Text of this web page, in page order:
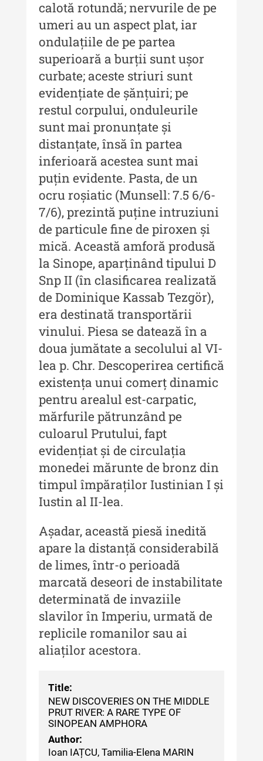
Buletinul Muzeului Științei și
Tehnicii ”Ștefan Procopiu” - An
XII / Nr. 13 / 2019
Indexul Complet
Buletinul Centrului de Cercetare și
Conservare-Restaurare a
Patrimoniului
Buletinul Centrului de Cercetare
și Conservare-Restaurare a
Patrimoniului - 2021
Buletinul Centrului de Cercetare
și Conservare-Restaurare a
Patrimoniului - 2020
Buletinul Centrului de Cercetare
și Conservare-Restaurare a
Patrimoniului - 2019
Indexul Complet
MediCult - Revista de mediere
culturală
MediCult - Revista de mediere
culturală IV (2025)
MediCult - Revista de mediere
culturală III (2024)
MediCult - Revista de mediere
culturală II (2023)
Indexul Complet
Acta Pangratia
Acta Pangratia I (2023)
Acta Pangratia II (2024)
Acta Pangratia III (2025)
Indexul Complet
Alte publicatii, cataloage, volume de
Indexul Complet
Informații Utile
Despre Editură
calotă rotundă; nervurile de pe
umeri au un aspect plat, iar
ondulațiile de pe partea
superioară a burții sunt ușor
curbate; aceste striuri sunt
evidențiate de șănțuiri; pe
restul corpului, onduleurile
sunt mai pronunțate și
distanțate, însă în partea
inferioară acestea sunt mai
puțin evidente. Pasta, de un
ocru roșiatic (Munsell: 7.5 6/6-
7/6), prezintă puține intruziuni
de particule fine de piroxen și
mică. Această amforă produsă
la Sinope, aparținând tipului D
Snp II (în clasificarea realizată
de Dominique Kassab Tezgör),
era destinată transportării
vinului. Piesa se datează în a
doua jumătate a secolului al VI-
lea p. Chr. Descoperirea certifică
existența unui comerț dinamic
pentru arealul est-carpatic,
mărfurile pătrunzând pe
culoarul Prutului, fapt
evidențiat și de circulația
monedei mărunte de bronz din
timpul împăraților Iustinian I și
Iustin al II-lea.
Așadar, această piesă inedită
apare la distanță considerabilă
de limes, într-o perioadă
marcată deseori de instabilitate
determinată de invaziile
slavilor în Imperiu, urmată de
replicile romanilor sau ai
aliaților acestora.
Title:
NEW DISCOVERIES ON THE MIDDLE
PRUT RIVER: A RARE TYPE OF
SINOPEAN AMPHORA
Author:
Ioan IAȚCU, Tamilia-Elena MARIN